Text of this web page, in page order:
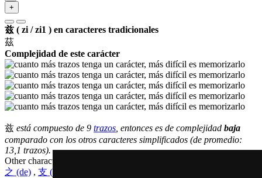
+
兹 ( zi / zi1 ) en caracteres tradicionales
茲
Complejidad de este carácter
兹 está compuesto de 9 trazos , entonces es de complejidad baja
comparado con los otros caracteres simplificados (de promedio:
13,1 trazos).
Other characters that are pronounced
之 (de) , 支 (apoyo)